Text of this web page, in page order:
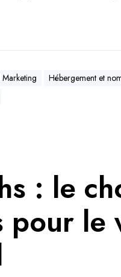
Marketing Hébergement et
: le
pour le